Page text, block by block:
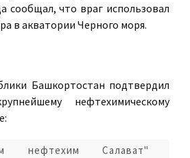
сообщал, что враг использовал
в акватории Черного моря.
Башкортостан подтвердил
нефтехимическому
нефтехим Салават"